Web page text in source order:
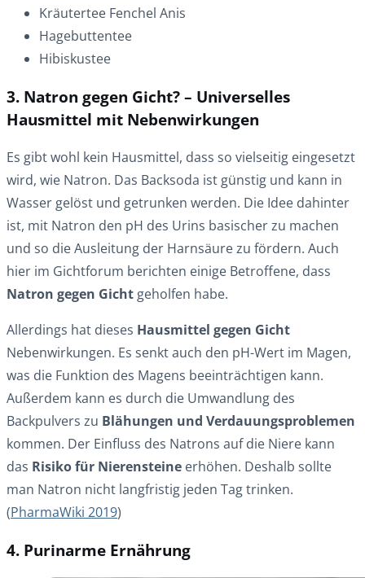
Kräutertee Fenchel Anis
Hagebuttentee
Hibiskustee
3. Natron gegen Gicht? – Universelles
Hausmittel mit Nebenwirkungen
Es gibt wohl kein Hausmittel, dass so vielseitig eingesetzt
wird, wie Natron. Das Backsoda ist günstig und kann in
Wasser gelöst und getrunken werden. Die Idee dahinter
ist, mit Natron den pH des Urins basischer zu machen
und so die Ausleitung der Harnsäure zu fördern. Auch
hier im Gichtforum berichten einige Betroffene, dass
Natron gegen Gicht geholfen habe.
Allerdings hat dieses Hausmittel gegen Gicht
Nebenwirkungen. Es senkt auch den pH-Wert im Magen,
was die Funktion des Magens beeinträchtigen kann.
Außerdem kann es durch die Umwandlung des
Backpulvers zu Blähungen und Verdauungsproblemen
kommen. Der Einfluss des Natrons auf die Niere kann
das Risiko für Nierensteine erhöhen. Deshalb sollte
man Natron nicht langfristig jeden Tag trinken.
(PharmaWiki 2019)
4. Purinarme Ernährung